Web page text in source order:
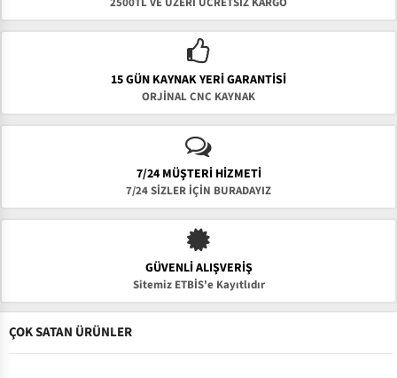
15 GÜN KAYNAK YERI GARANTISI
ORJİNAL CNC KAYNAK
7/24 MÜŞTERİ HİZMETİ
7/24 SİZLER İÇİN BURADAYIZ
GÜVENLI ALIŞVERIŞ
Sitemiz ETBİS'e Kayıtlıdır
ÇOK SATAN ÜRÜNLER